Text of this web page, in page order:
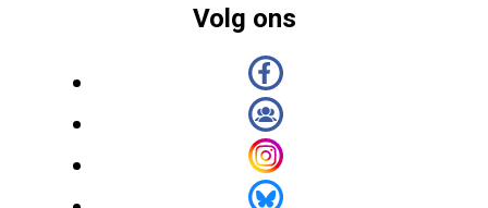
Volg ons